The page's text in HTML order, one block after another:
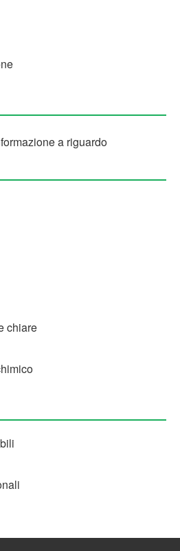
a riguardo
chiare